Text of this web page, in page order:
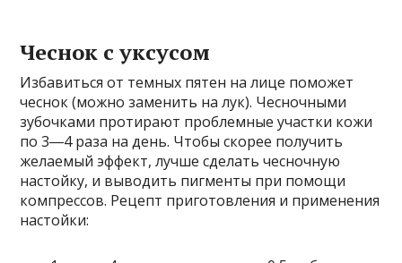
Чеснок с уксусом
Избавиться от темных пятен на лице поможет
чеснок (можно заменить на лук). Чесночными
зубочками протирают проблемные участки кожи
по 3―4 раза на день. Чтобы скорее получить
желаемый эффект, лучше сделать чесночную
настойку, и выводить пигменты при помощи
компрессов. Рецепт приготовления и применения
настойки: